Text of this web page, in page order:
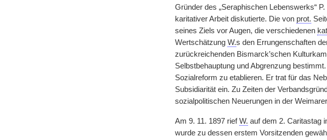
Gründer des „Seraphischen Lebenswerks“ P.
karitativer Arbeit diskutierte. Die von prot.
seines Ziels vor Augen, die verschiedenen
Wertschätzung W.s den Errungenschaften
zurückreichenden Bismarck’schen
Selbstbehauptung und Abgrenzung bestimmt.
Sozialreform zu etablieren. Er trat für das
Subsidiarität ein. Zu Zeiten der
sozialpolitischen Neuerungen in der
Am 9. 11. 1897 riefW. auf dem 2. Caritastag
wurde zu dessen erstem Vorsitzenden